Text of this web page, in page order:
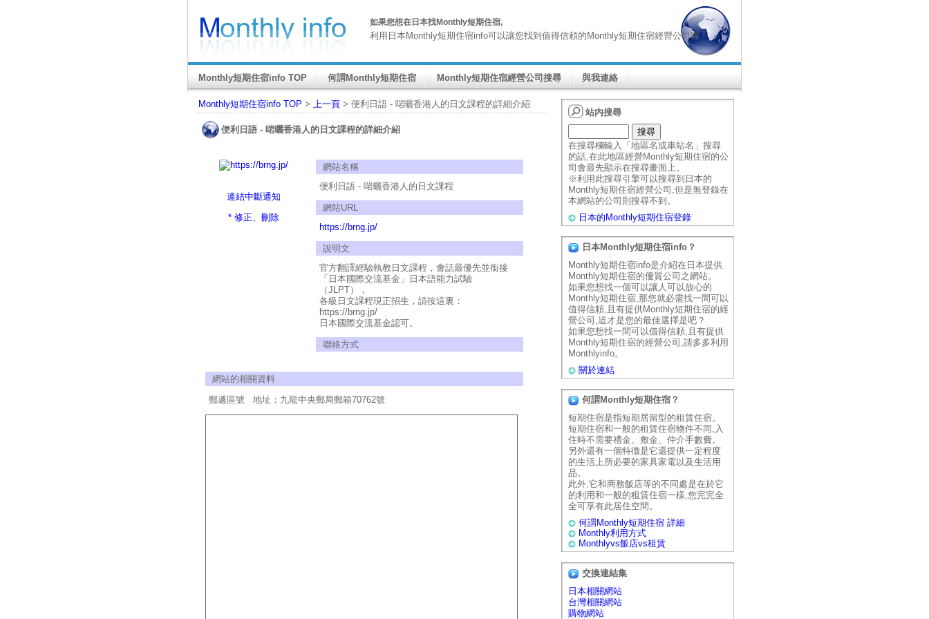
如果您想在日本找Monthly短期住宿,
利用日本Monthly短期住宿info可以讓您找到值得信頼的Monthly短期住宿經營公司喔！
Monthly短期住宿info TOP 何謂Monthly短期住宿 Monthly短期住宿經營公司搜尋 與我連絡
Monthly短期住宿info TOP > 上一頁 > 便利日語 - 啱曬香港人的日文課程的詳細介紹
便利日語 - 啱曬香港人的日文課程的詳細介紹
連結中斷通知
* 修正、刪除
網站名稱
便利日語 - 啱曬香港人的日文課程
網站URL
https://brng.jp/
說明文
官方翻譯經驗執教日文課程，會話最優先並銜接
「日本國際交流基金」日本語能力試驗
（JLPT），
各級日文課程現正招生，請按這裏：
https://brng.jp/
日本國際交流基金認可。
聯絡方式
網站的相關資料
郵遞區號 地址：九龍中央郵局郵箱70762號
站内搜尋
在搜尋欄輸入「地區名或車站名」搜尋
的話,在此地區經營Monthly短期住宿的公
司會最先顯示在搜尋畫面上。
※利用此搜尋引擎可以搜尋到日本的
Monthly短期住宿經營公司,但是無登錄在
本網站的公司則搜尋不到。
日本的Monthly短期住宿登錄
日本Monthly短期住宿info？
Monthly短期住宿info是介紹在日本提供
Monthly短期住宿的優質公司之網站。
如果您想找一個可以讓人可以放心的
Monthly短期住宿,那您就必需找一間可以
值得信頼,且有提供Monthly短期住宿的經
營公司,這才是您的最佳選擇是吧？
如果您想找一間可以值得信頼,且有提供
Monthly短期住宿的經營公司,請多多利用
Monthlyinfo。
關於連結
何謂Monthly短期住宿？
短期住宿是指短期居留型的租賃住宿。
短期住宿和一般的租賃住宿物件不同,入
住時不需要禮金、敷金、仲介手數費。
另外還有一個特徴是它還提供一定程度
的生活上所必要的家具家電以及生活用
品。
此外,它和商務飯店等的不同處是在於它
的利用和一般的租賃住宿一樣,您完完全
全可享有此居住空間。
何謂Monthly短期住宿 詳細
Monthly利用方式
Monthlyvs飯店vs租賃
交換連結集
日本相關網站
台灣相關網站
購物網站